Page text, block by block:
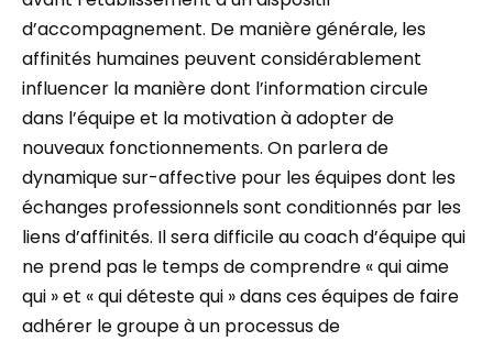
d’accompagnement. De manière générale, les
affinités humaines peuvent considérablement
influencer la manière dont l’information circule
dans l’équipe et la motivation à adopter de
nouveaux fonctionnements. On parlera de
dynamique sur-affective pour les équipes dont les
échanges professionnels sont conditionnés par les
liens d’affinités. Il sera difficile au coach d’équipe qui
ne prend pas le temps de comprendre « qui aime
qui » et « qui déteste qui » dans ces équipes de faire
adhérer le groupe à un processus de